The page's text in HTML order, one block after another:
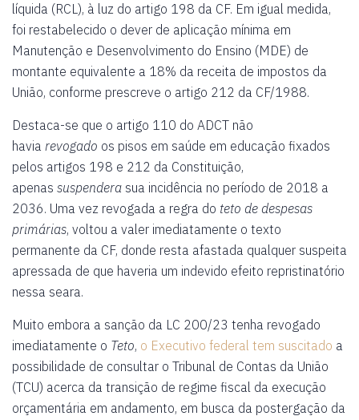
líquida (RCL), à luz do artigo 198 da CF. Em igual medida,
foi restabelecido o dever de aplicação mínima em
Manutenção e Desenvolvimento do Ensino (MDE) de
montante equivalente a 18% da receita de impostos da
União, conforme prescreve o artigo 212 da CF/1988.
Destaca-se que o artigo 110 do ADCT não
havia revogado os pisos em saúde em educação fixados
pelos artigos 198 e 212 da Constituição,
apenas suspendera sua incidência no período de 2018 a
2036. Uma vez revogada a regra do teto de despesas
primárias, voltou a valer imediatamente o texto
permanente da CF, donde resta afastada qualquer suspeita
apressada de que haveria um indevido efeito repristinatório
nessa seara.
Muito embora a sanção da LC 200/23 tenha revogado
imediatamente o Teto, o Executivo federal tem suscitado a
possibilidade de consultar o Tribunal de Contas da União
(TCU) acerca da transição de regime fiscal da execução
orçamentária em andamento, em busca da postergação da